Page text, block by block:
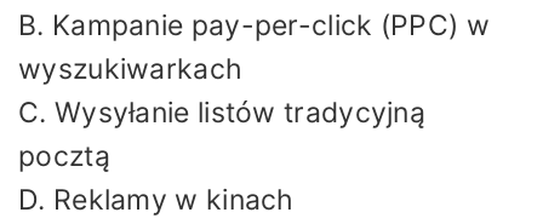
B. Kampanie pay-per-click (PPC) w
wyszukiwarkach
C. Wysyłanie listów tradycyjną
pocztą
D. Reklamy w kinach